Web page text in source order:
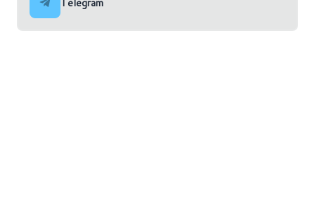
Telegram